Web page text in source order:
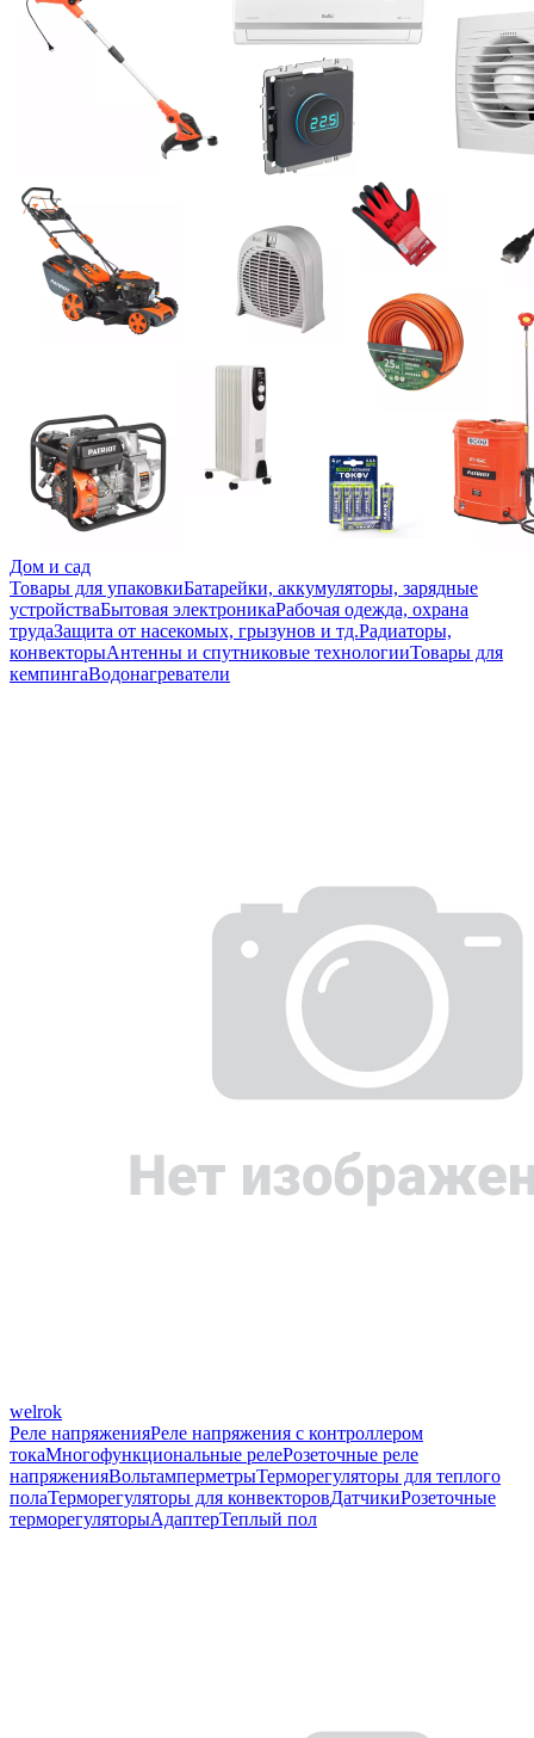
Дом и сад
Товары для упаковкиБатарейки, аккумуляторы, зарядные
устройстваБытовая электроникаРабочая одежда, охрана
трудаЗащита от насекомых, грызунов и тд.Радиаторы,
конвекторыАнтенны и спутниковые технологииТовары для
кемпингаВодонагреватели
welrok
Реле напряженияРеле напряжения с контроллером
токаМногофункциональные релеРозеточные реле
напряженияВольтамперметрыТерморегуляторы для теплого
полаТерморегуляторы для конвекторовДатчикиРозеточные
терморегуляторыАдаптерТеплый пол